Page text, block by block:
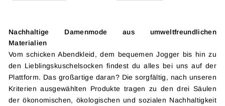
Nachhaltige Damenmode aus umweltfreundlichen
Materialien
Vom schicken Abendkleid, dem bequemen Jogger bis hin zu
den Lieblingskuschelsocken findest du alles bei uns auf der
Plattform. Das großartige daran? Die sorgfältig, nach unseren
Kriterien ausgewählten Produkte tragen zu den drei Säulen
der ökonomischen, ökologischen und sozialen Nachhaltigkeit